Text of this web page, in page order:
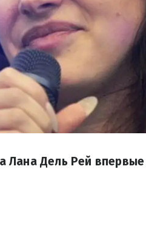
Лана Дель Рей впервые